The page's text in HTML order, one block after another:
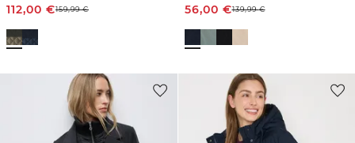
112,00 €159,99€
56,00 €139,99€